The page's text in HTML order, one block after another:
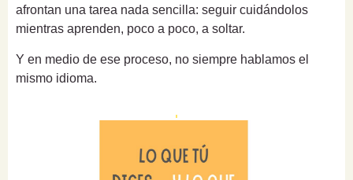
afrontan una tarea nada sencilla: seguir cuidándolos
mientras aprenden, poco a poco, a soltar.
Y en medio de ese proceso, no siempre hablamos el
mismo idioma.